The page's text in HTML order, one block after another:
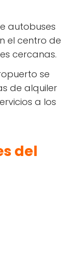
autobuses
el centro de
cercanas.
se
de alquiler
a los
del